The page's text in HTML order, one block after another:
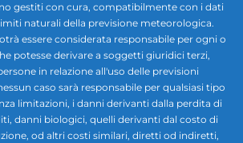
gestiti con cura, compatibilmente con i dati
naturali della previsione meteorologica.
essere considerata responsabile per ogni o
potesse derivare a soggetti giuridici terzi,
in relazione all'uso delle previsioni
caso sarà responsabile per qualsiasi tipo
limitazioni, i danni derivanti dalla perdita di
danni biologici, quelli derivanti dal costo di
od altri costi similari, diretti od indiretti,